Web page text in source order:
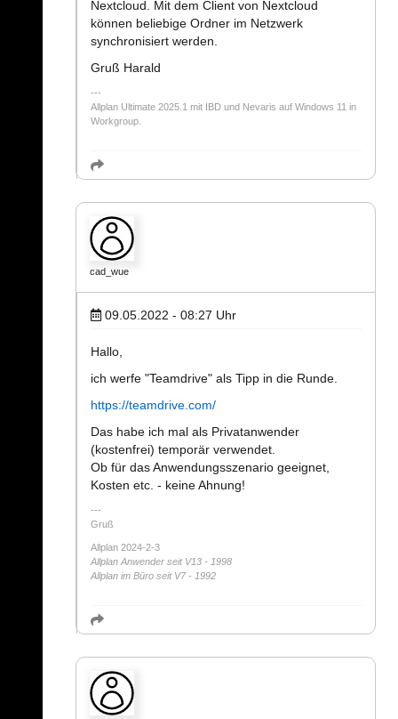
Nextcloud. Mit dem Client von Nextcloud
können beliebige Ordner im Netzwerk
synchronisiert werden.
Gruß Harald
Allplan Ultimate 2025.1 mit IBD und Nevaris auf Windows 11 in
Workgroup.
cad_wue
09.05.2022 - 08:27 Uhr
Hallo,
ich werfe "Teamdrive" als Tipp in die Runde.
https://teamdrive.com/
Das habe ich mal als Privatanwender
(kostenfrei) temporär verwendet.
Ob für das Anwendungsszenario geeignet,
Kosten etc. - keine Ahnung!
Gruß
Allplan 2024-2-3
Allplan Anwender seit V13 - 1998
Allplan im Büro seit V7 - 1992